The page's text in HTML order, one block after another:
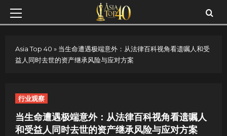
Skip
Primary
Asia Top 40 » 当生命遭遇极端意外：从法律百科视角看遗嘱人和受
益人同时去世的资产继承风险与应对方案
行业观察
当生命遭遇极端意外：从法律百科视角看遗嘱人
和受益人同时去世的资产继承风险与应对方案